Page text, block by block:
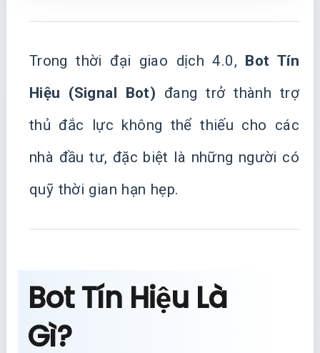
Trong thời đại giao dịch 4.0,
Bot Tín
Hiệu (Signal Bot) đang trở thành trợ
thủ đắc lực không thể thiếu cho các
nhà đầu tư, đặc biệt là những người có
quỹ thời gian hạn hẹp.
Bot Tín Hiệu Là
Gì?